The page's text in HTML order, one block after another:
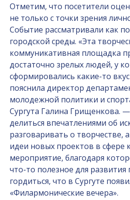
Отметим, что посетители
не только с точки зрения
Событие рассматривали как
городской среды. «Эта
коммуникативная площадка
достаточно зрелых людей, у
сформировались какие-то
пояснила директор
молодежной политики и
Сургута Галина Грищенкова. —
делиться впечатлениями об
разговаривать о творчестве,
идеи новых проектов в сфере
мероприятие, благодаря
что-то полезное для
гордиться, что в Сургуте
«Филармонические вечера».